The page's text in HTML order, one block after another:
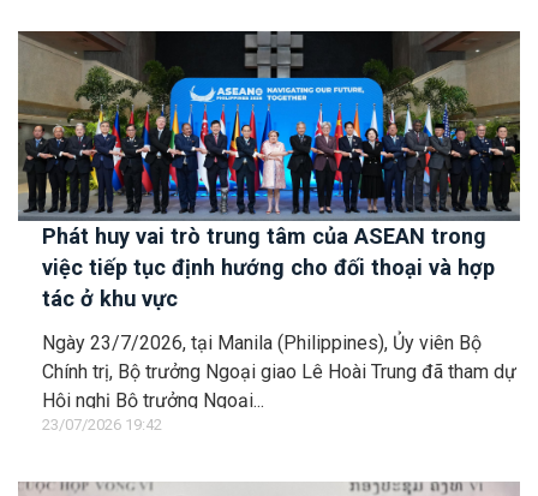
Phát huy vai trò trung tâm của ASEAN trong
việc tiếp tục định hướng cho đối thoại và hợp
tác ở khu vực
Ngày 23/7/2026, tại Manila (Philippines), Ủy viên Bộ
Chính trị, Bộ trưởng Ngoại giao Lê Hoài Trung đã tham dự
Hội nghị Bộ trưởng Ngoại...
23/07/2026 19:42